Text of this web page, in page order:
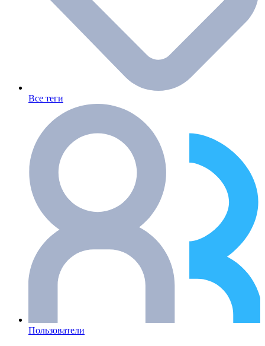
Все теги
Пользователи